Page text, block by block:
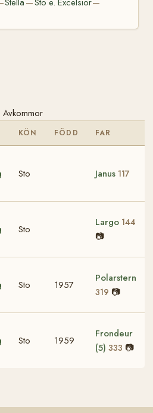
Stella —Sto e. Excelsior—
Avkommor
KÖN FÖDD FAR
Sto Janus 117
Sto
Largo 144
📷
Sto 1957
Polarstern
319 📷
Sto 1959
Frondeur
(5) 333 📷